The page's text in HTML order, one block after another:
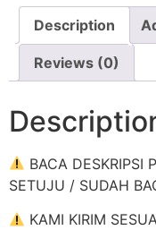
Description
Reviews (0)
BACA DESKRIPSI
SETUJU / SUDAH
KAMI KIRIM